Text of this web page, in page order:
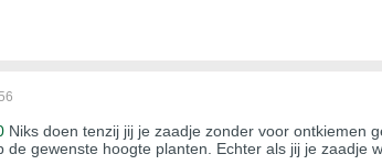
Niks doen tenzij jij je zaadje zonder voor ontkiemen
de gewenste hoogte planten. Echter als jij je zaadje